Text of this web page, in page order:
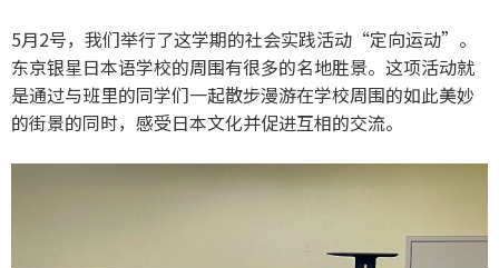
5月2号，我们举行了这学期的社会实践活动“定向运动”。
东京银星日本语学校的周围有很多的名地胜景。这项活动就
是通过与班里的同学们一起散步漫游在学校周围的如此美妙
的街景的同时，感受日本文化并促进互相的交流。